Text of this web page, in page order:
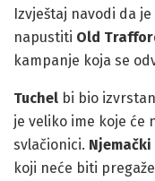
Izvještaj navodi da
napustiti Old
kampanje koja se
Tuchel bi bio
je veliko ime koje će
svlačionici.
koji neće biti